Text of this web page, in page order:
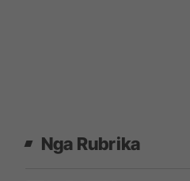
Nga Rubrika